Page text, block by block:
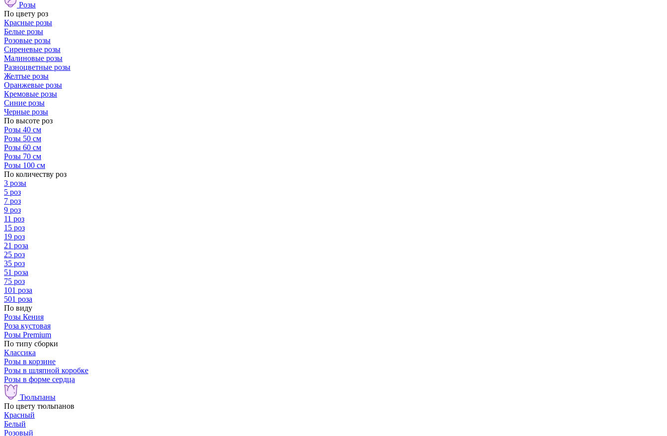
Розы
По цвету роз
Красные розы
Белые розы
Розовые розы
Сиреневые розы
Малиновые розы
Разноцветные розы
Желтые розы
Оранжевые розы
Кремовые розы
Синие розы
Черные розы
По высоте роз
Розы 40 см
Розы 50 см
Розы 60 см
Розы 70 см
Розы 100 см
По количеству роз
3 розы
5 роз
7 роз
9 роз
11 роз
15 роз
19 роз
21 роза
25 роз
35 роз
51 роза
75 роз
101 роза
501 роза
По виду
Розы Кения
Роза кустовая
Розы Premium
По типу сборки
Классика
Розы в корзине
Розы в шляпной коробке
Розы в форме сердца
Тюльпаны
По цвету тюльпанов
Красный
Белый
Розовый